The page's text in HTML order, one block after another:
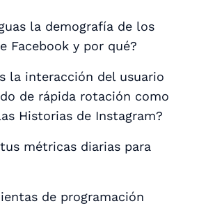
la demografía de los
Facebook y por qué?
la interacción del usuario
de rápida rotación como
Historias de Instagram?
métricas diarias para
de programación